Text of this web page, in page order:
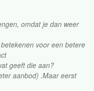
omdat je dan weer
voor een betere
geeft die aan?
aanbod) .Maar eerst